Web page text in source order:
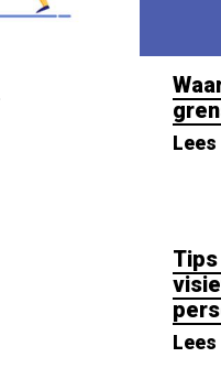
Lees
Lees